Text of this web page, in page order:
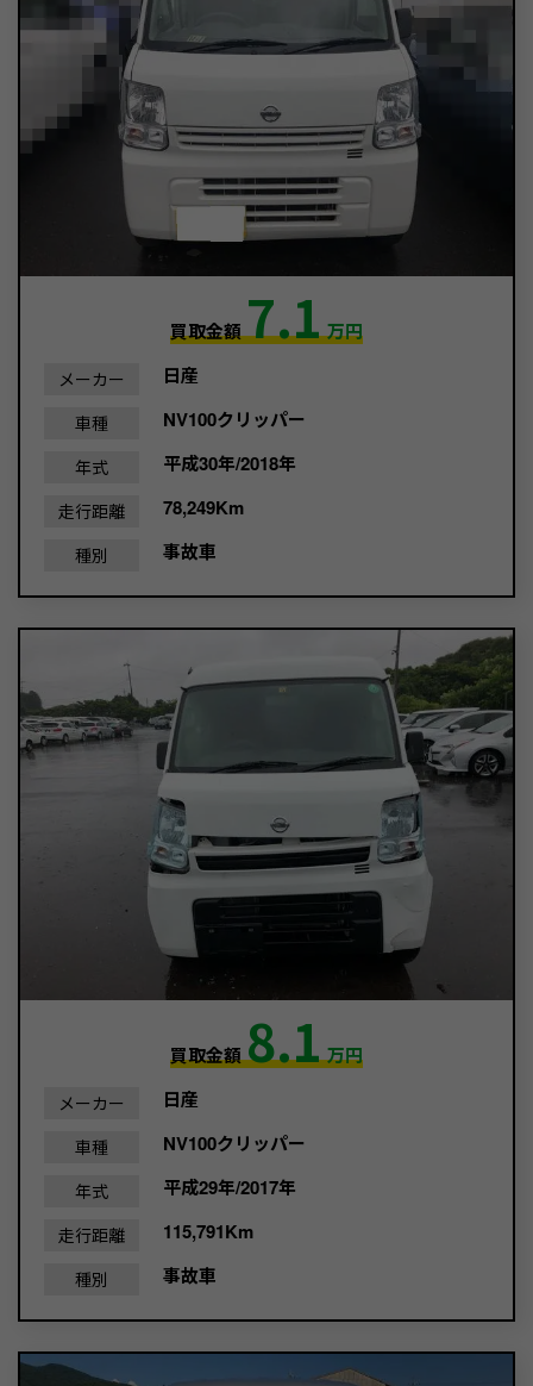
買取金額7.1万円
メーカー 日産
車種 NV100クリッパー
年式 平成30年/2018年
走行距離 78,249Km
種別 事故車
買取金額8.1万円
メーカー 日産
車種 NV100クリッパー
年式 平成29年/2017年
走行距離 115,791Km
種別 事故車